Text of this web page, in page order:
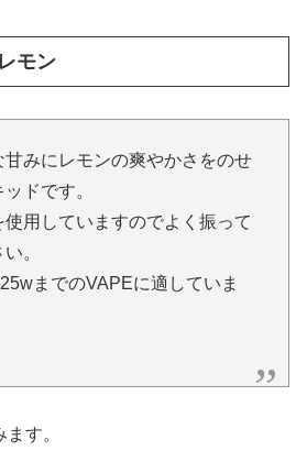
モン
みにレモンの爽やかさをのせ
ドです。
用していますのでよく振って
。
までのVAPEに適していま
す。